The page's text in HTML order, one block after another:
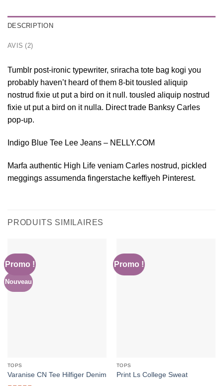
DESCRIPTION
AVIS (2)
Tumblr post-ironic typewriter, sriracha tote bag kogi you
probably haven’t heard of them 8-bit tousled aliquip
nostrud fixie ut put a bird on it null. tousled aliquip nostrud
fixie ut put a bird on it nulla. Direct trade Banksy Carles
pop-up.
Indigo Blue Tee Lee Jeans – NELLY.COM
Marfa authentic High Life veniam Carles nostrud, pickled
meggings assumenda fingerstache keffiyeh Pinterest.
PRODUITS SIMILAIRES
Promo !
Nouveau
TOPS
Varanise CN Tee Hilfiger Denim
Promo !
TOPS
Print Ls College Sweat